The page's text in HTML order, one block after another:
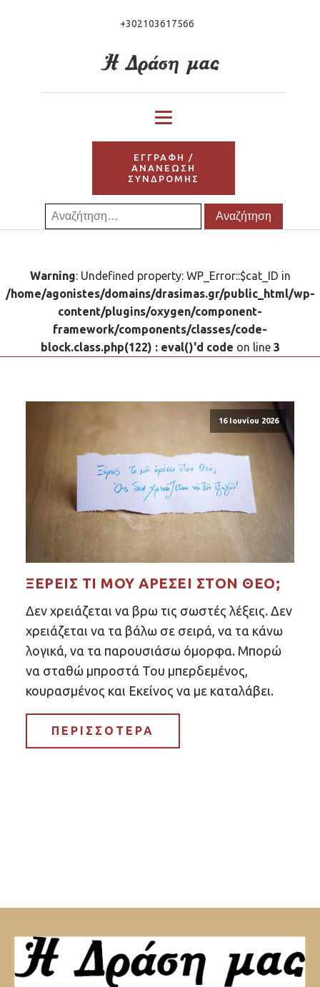
+302103617566
ΕΓΓΡΑΦΗ /
ΑΝΑΝΕΩΣΗ
ΣΥΝΔΡΟΜΗΣ
Αναζήτηση
για:
Warning: Undefined property: WP_Error::$cat_ID in
/home/agonistes/domains/drasimas.gr/public_html/wp-
content/plugins/oxygen/component-
framework/components/classes/code-
block.class.php(122) : eval()'d code on line 3
16 Ιουνίου 2026
ΞΈΡΕΙΣ ΤΙ ΜΟΥ ΑΡΈΣΕΙ ΣΤΟΝ ΘΕΌ;
Δεν χρειάζεται να βρω τις σωστές λέξεις. Δεν
χρειάζεται να τα βάλω σε σειρά, να τα κάνω
λογικά, να τα παρουσιάσω όμορφα. Μπορώ
να σταθώ μπροστά Του μπερδεμένος,
κουρασμένος και Εκείνος να με καταλάβει.
ΠΕΡΙΣΣΟΤΕΡΑ